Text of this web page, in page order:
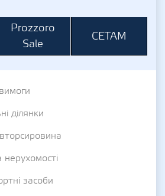
Prozzoro
Sale
СЕТАМ
ділянки
засоби